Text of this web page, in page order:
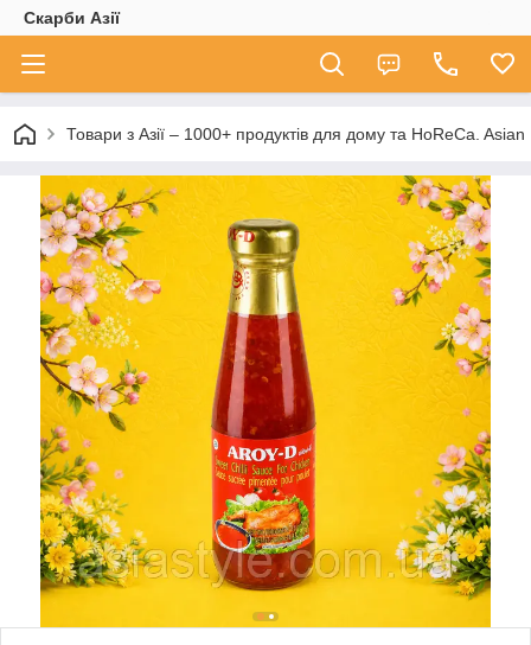
Скарби Азії
Товари з Азії – 1000+ продуктів для дому та HoReCa.